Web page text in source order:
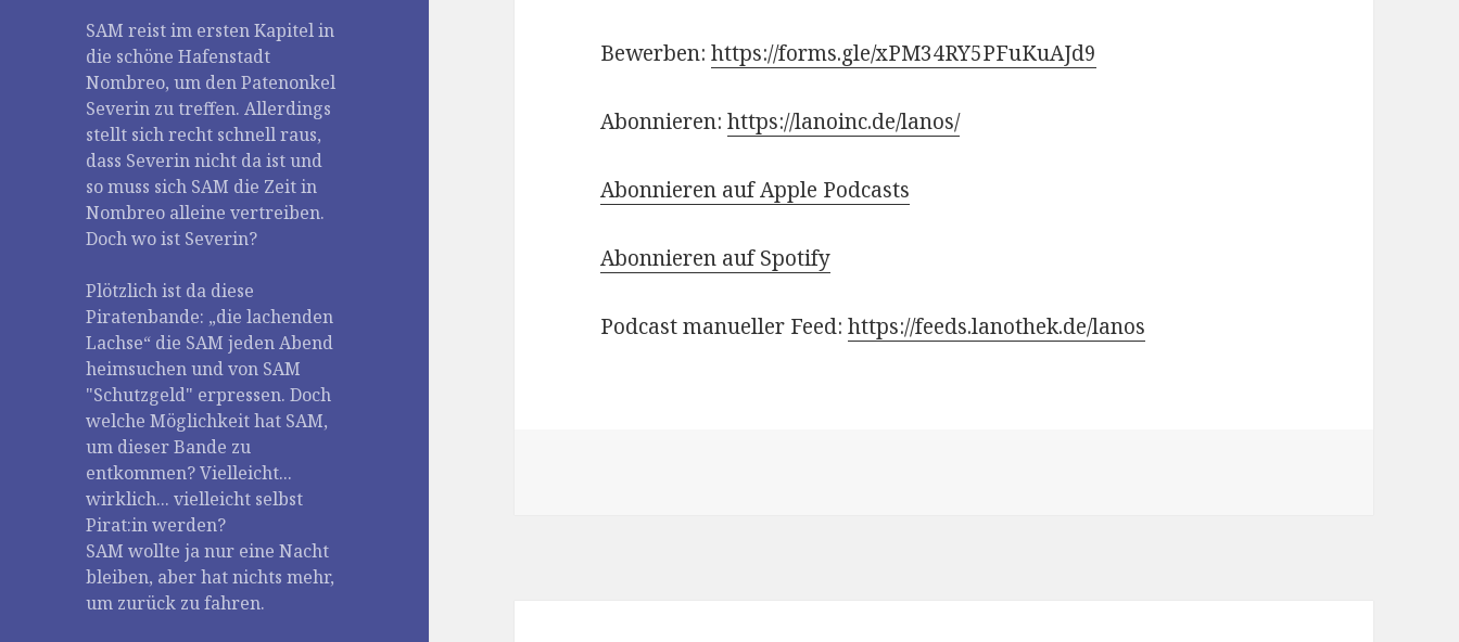
SAM reist im ersten Kapitel in
die schöne Hafenstadt
Nombreo, um den Patenonkel
Severin zu treffen. Allerdings
stellt sich recht schnell raus,
dass Severin nicht da ist und
so muss sich SAM die Zeit in
Nombreo alleine vertreiben.
Doch wo ist Severin?
Plötzlich ist da diese
Piratenbande: „die lachenden
Lachse“ die SAM jeden Abend
heimsuchen und von SAM
"Schutzgeld" erpressen. Doch
welche Möglichkeit hat SAM,
um dieser Bande zu
entkommen? Vielleicht...
wirklich... vielleicht selbst
Pirat:in werden?
SAM wollte ja nur eine Nacht
bleiben, aber hat nichts mehr,
um zurück zu fahren.
Bewerben:https://forms.gle/xPM34RY5PFuKuAJd9
Abonnieren:https://lanoinc.de/lanos/
Abonnieren auf Apple Podcasts
Abonnieren auf Spotify
Podcast manueller Feed:https://feeds.lanothek.de/lanos